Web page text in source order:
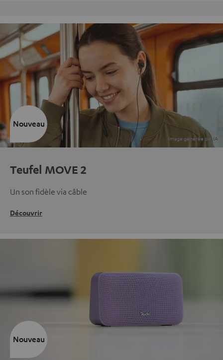
Teufel MOVE 2
Un son fidèle via câble
Découvrir
Nouveau
Nouveau